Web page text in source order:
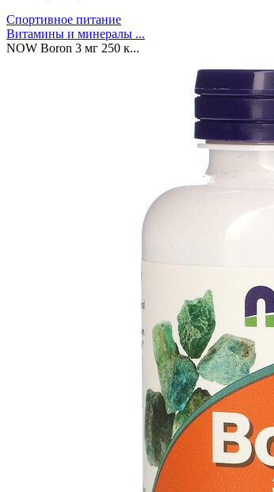
Спортивное питание
Витамины и минералы ...
NOW Boron 3 мг 250 к...